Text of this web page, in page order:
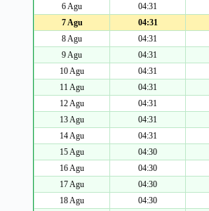
6 Agu
04:31
7 Agu
04:31
8 Agu
04:31
9 Agu
04:31
10 Agu
04:31
11 Agu
04:31
12 Agu
04:31
13 Agu
04:31
14 Agu
04:31
15 Agu
04:30
16 Agu
04:30
17 Agu
04:30
18 Agu
04:30